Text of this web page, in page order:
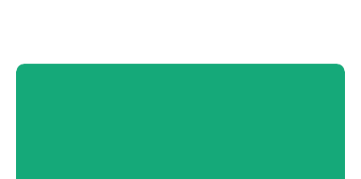
Política de Cookies